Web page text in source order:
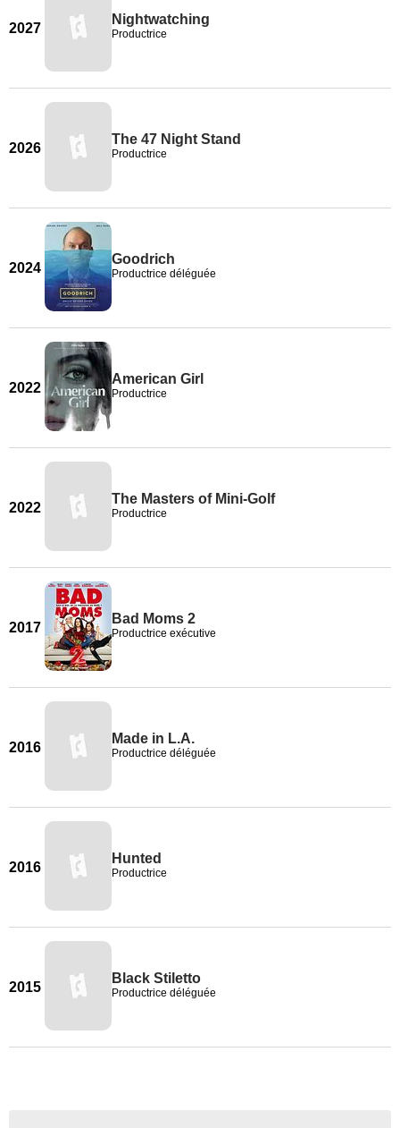
2027
Nightwatching
Productrice
2026
The 47 Night Stand
Productrice
2024
Goodrich
Productrice déléguée
2022
American Girl
Productrice
2022
The Masters of Mini-Golf
Productrice
2017
Bad Moms 2
Productrice exécutive
2016
Made in L.A.
Productrice déléguée
2016
Hunted
Productrice
2015
Black Stiletto
Productrice déléguée